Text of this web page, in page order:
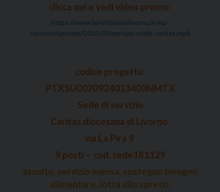
clicca qui e vedi video promo:
https://www.lasettimanalivorno.it/wp-
content/uploads/2025/02/servizio-civile-caritas.mp4
codice progetto:
PTXSU0020924013403NMTX
Sede di servizio
Caritas diocesana di Livorno
via La Pira 9
9 posti – cod. sede181129
ascolto, servizio mensa, sostegno bisogno
alimentare, lotta allo spreco,